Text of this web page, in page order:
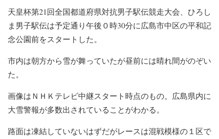
天皇杯第21回全国都道府県対抗男子駅伝競走大会、ひろし
ま男子駅伝は予定通り午後０時30分に広島市中区の平和記
念公園前をスタートした。
市内は朝方から雪が舞っていたが昼前には晴れ間がのぞい
た。
画像はＮＨＫテレビ中継スタート時点のもの。広島県内に
大雪警報が多数出されていることがわかる。
路面は凍結していないはずだがレースは混戦模様の１区で